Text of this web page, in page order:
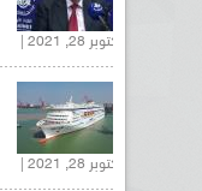
أكتوبر 28, 2021 |
أكتوبر 28, 2021 |